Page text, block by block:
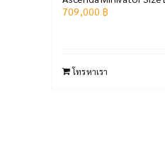
709,000 ฿
โทรหาเรา